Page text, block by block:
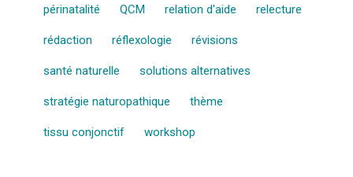
périnatalité QCM relation d'aide relecture
rédaction réflexologie révisions
santé naturelle solutions alternatives
stratégie naturopathique thème
tissu conjonctif workshop